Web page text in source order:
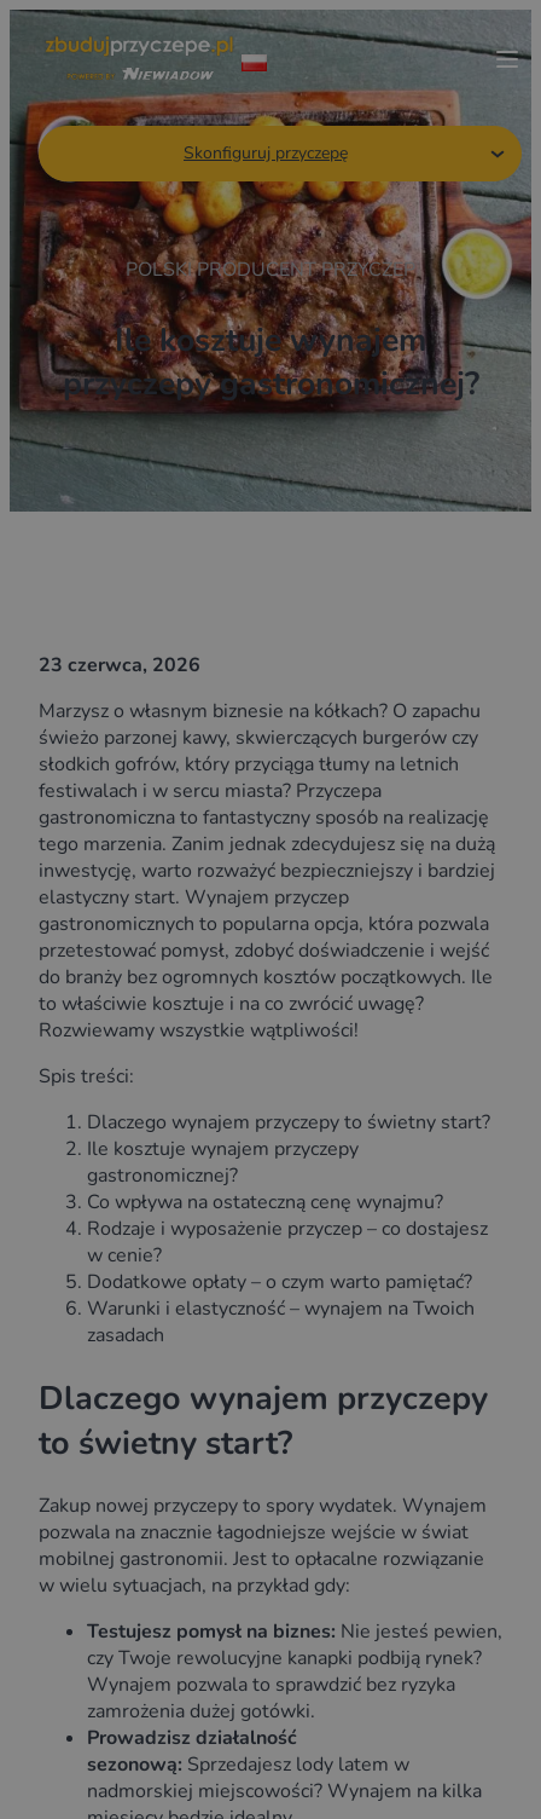
Skonfiguruj przyczepę
POLSKI PRODUCENT PRZYCZEP
Ile kosztuje wynajem
przyczepy gastronomicznej?
23 czerwca, 2026
Marzysz o własnym biznesie na kółkach? O zapachu
świeżo parzonej kawy, skwierczących burgerów czy
słodkich gofrów, który przyciąga tłumy na letnich
festiwalach i w sercu miasta? Przyczepa
gastronomiczna to fantastyczny sposób na realizację
tego marzenia. Zanim jednak zdecydujesz się na dużą
inwestycję, warto rozważyć bezpieczniejszy i bardziej
elastyczny start. Wynajem przyczep
gastronomicznych to popularna opcja, która pozwala
przetestować pomysł, zdobyć doświadczenie i wejść
do branży bez ogromnych kosztów początkowych. Ile
to właściwie kosztuje i na co zwrócić uwagę?
Rozwiewamy wszystkie wątpliwości!
Spis treści:
Dlaczego wynajem przyczepy to świetny start?
Ile kosztuje wynajem przyczepy
gastronomicznej?
Co wpływa na ostateczną cenę wynajmu?
Rodzaje i wyposażenie przyczep – co dostajesz
w cenie?
Dodatkowe opłaty – o czym warto pamiętać?
Warunki i elastyczność – wynajem na Twoich
zasadach
Dlaczego wynajem przyczepy
to świetny start?
Zakup nowej przyczepy to spory wydatek. Wynajem
pozwala na znacznie łagodniejsze wejście w świat
mobilnej gastronomii. Jest to opłacalne rozwiązanie
w wielu sytuacjach, na przykład gdy:
Testujesz pomysł na biznes: Nie jesteś pewien,
czy Twoje rewolucyjne kanapki podbiją rynek?
Wynajem pozwala to sprawdzić bez ryzyka
zamrożenia dużej gotówki.
Prowadzisz działalność
sezonową: Sprzedajesz lody latem w
nadmorskiej miejscowości? Wynajem na kilka